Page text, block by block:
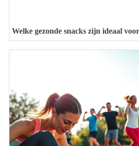
Welke gezonde snacks zijn ideaal